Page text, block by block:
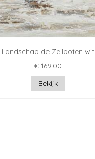
Landschap de Zeilboten wit
€ 169.00
Bekijk